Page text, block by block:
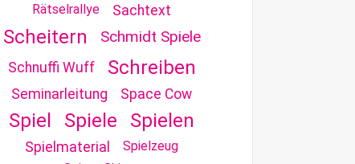
Rätselrallye Sachtext
Scheitern Schmidt Spiele
Schnuffi Wuff Schreiben
Seminarleitung Space Cow
Spiel Spiele Spielen
Spielmaterial
Spielzeug